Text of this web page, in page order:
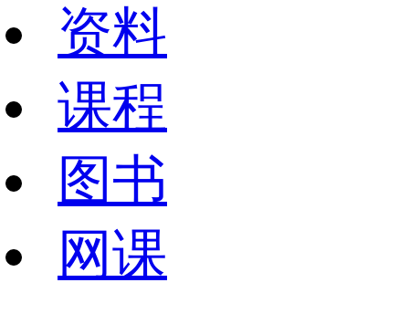
资料
课程
图书
网课